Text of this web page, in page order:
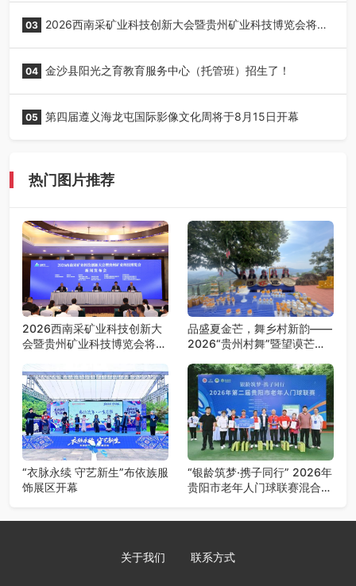
03 2026西南采矿业科技创新大会暨贵州矿业科技博览会将在
04 金沙县阳光之育教育服务中心（托管班）招生了！
05 第四届遵义海龙屯国际影像文化周将于8月15日开幕
热门图片推荐
2026西南采矿业科技创新大
会暨贵州矿业科技博览会将在
品盛夏金芒，舞乡村新韵——
2026“贵州村舞”暨望谟芒果
“衣脉永续 守艺新生”布依族服
饰展区开幕
“银龄筑梦·携子同行” 2026年
贵阳市老年人门球联赛混合团
关于我们 联系方式